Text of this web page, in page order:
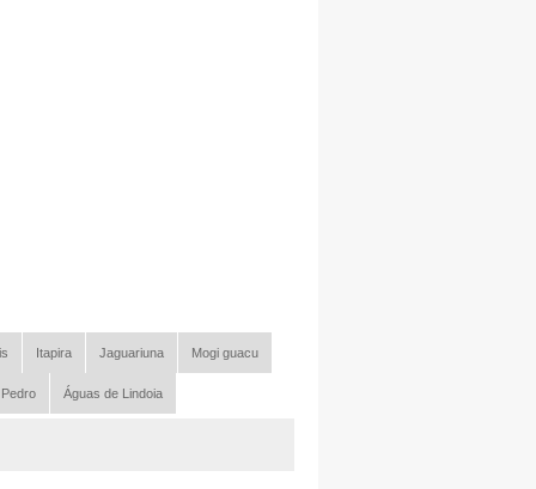
Itapira Jaguariuna Mogi guacu
Águas de Lindoia